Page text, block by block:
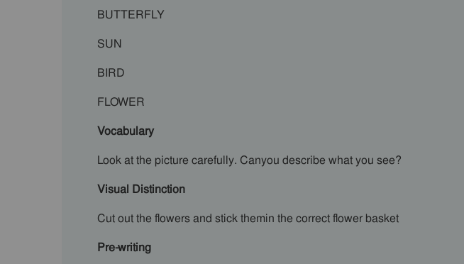
BUTTERFLY
SUN
BIRD
FLOWER
Vocabulary
Look at the picture carefully. Canyou describe what you see?
Visual Distinction
Cut out the flowers and stick themin the correct flower basket
Pre-writing